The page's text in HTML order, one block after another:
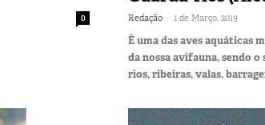
0 Redação - 1 de Março, 2019
É uma das aves aquáticas
da nossa avifauna, sendo
rios, ribeiras, valas,